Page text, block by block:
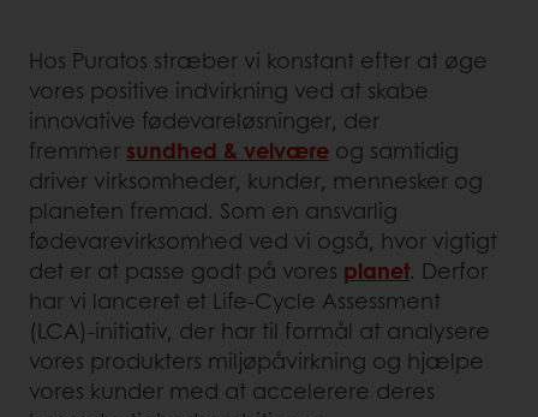
Hos Puratos stræber vi konstant efter at øge
vores positive indvirkning ved at skabe
innovative fødevareløsninger, der
fremmer sundhed & velvære og samtidig
driver virksomheder, kunder, mennesker og
planeten fremad. Som en ansvarlig
fødevarevirksomhed ved vi også, hvor vigtigt
det er at passe godt på vores planet. Derfor
har vi lanceret et Life-Cycle Assessment
(LCA)-initiativ, der har til formål at analysere
vores produkters miljøpåvirkning og hjælpe
vores kunder med at accelerere deres